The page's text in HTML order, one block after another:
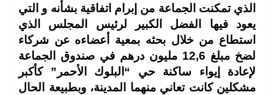
الذي تمكنت الجماعة من إبرام اتفاقية بشأنه و التي
يعود فيها الفضل الكبير لرئيس المجلس الذي
استطاع من خلال بحثه بمعية أعضاءه عن شركاء
لضخ مبلغ 12,6 مليون درهم في صندوق الجماعة
لإعادة إيواء ساكنة حي “البلوك الأحمر” كأكبر
مشكلين كانت تعاني منهما المدينة، وبطبيعة الحال